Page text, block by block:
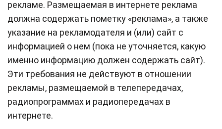
рекламе. Размещаемая в интернете реклама
должна содержать пометку «реклама», а также
указание на рекламодателя и (или) сайт с
информацией о нем (пока не уточняется, какую
именно информацию должен содержать сайт).
Эти требования не действуют в отношении
рекламы, размещаемой в телепередачах,
радиопрограммах и радиопередачах в
интернете.